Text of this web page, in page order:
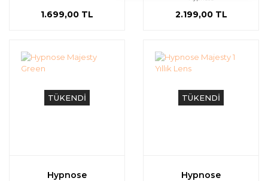
1.699,00 TL 2.199,00 TL
TÜKENDİ
Hypnose
TÜKENDİ
Hypnose